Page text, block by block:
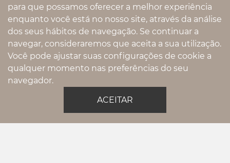
FIQUE POR DENTRO
para que possamos oferecer a melhor experiência
enquanto você está no nosso site, através da análise
dos seus hábitos de navegação. Se continuar a
navegar, consideraremos que aceita a sua utilização.
Você pode ajustar suas configurações de cookie a
qualquer momento nas preferências do seu
navegador.
ACEITAR